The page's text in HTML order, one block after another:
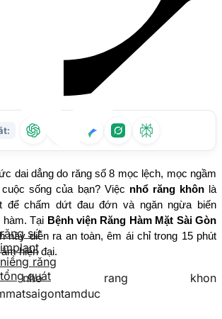
sứ
răng
quát
dai dẳng do răng số 8 mọc lệch, mọc ngầm
sống của bạn? Việc nhổ răng khôn là
để chấm dứt đau đớn và ngăn ngừa biến
hàm. Tại Bệnh viện Răng Hàm Mặt Sài Gòn
này diễn ra an toàn, êm ái chỉ trong 15 phút
hiện đại.